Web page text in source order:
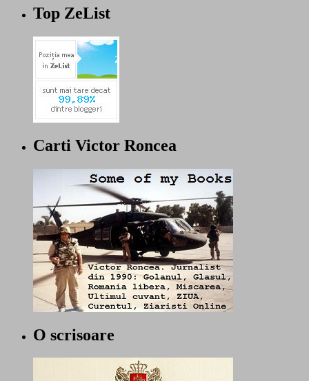
Top ZeList
Carti Victor Roncea
O scrisoare